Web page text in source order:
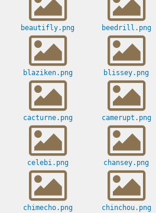
beautifly.png beedrill.png
blaziken.png blissey.png
cacturne.png camerupt.png
celebi.png chansey.png
chimecho.png chinchou.png